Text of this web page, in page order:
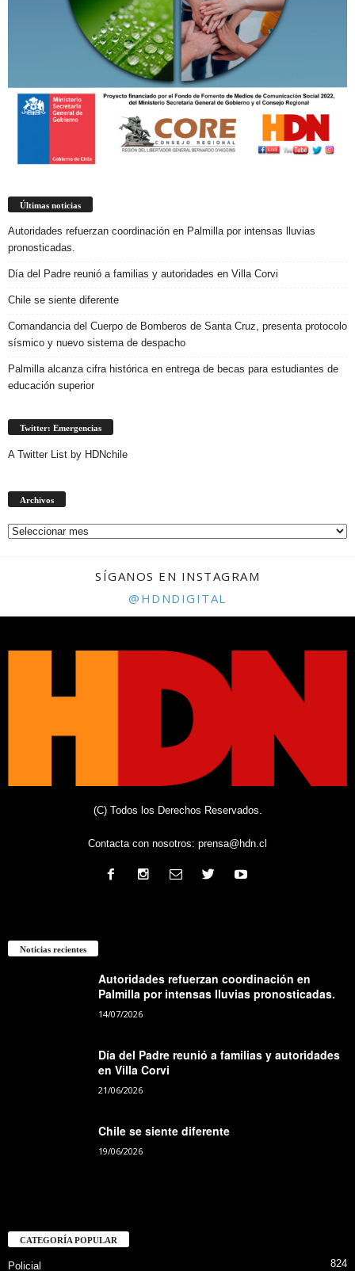
Últimas noticias
Autoridades refuerzan coordinación en Palmilla por intensas lluvias
pronosticadas.
Día del Padre reunió a familias y autoridades en Villa Corvi
Chile se siente diferente
Comandancia del Cuerpo de Bomberos de Santa Cruz, presenta protocolo
sísmico y nuevo sistema de despacho
Palmilla alcanza cifra histórica en entrega de becas para estudiantes de
educación superior
Twitter: Emergencias
A Twitter List by HDNchile
Archivos
SÍGANOS EN INSTAGRAM
@HDNDIGITAL
(C) Todos los Derechos Reservados.
Contacta con nosotros: prensa@hdn.cl
Noticias recientes
Autoridades refuerzan coordinación en
Palmilla por intensas lluvias pronosticadas.
14/07/2026
Día del Padre reunió a familias y autoridades
en Villa Corvi
21/06/2026
Chile se siente diferente
19/06/2026
CATEGORÍA POPULAR
Policial 824